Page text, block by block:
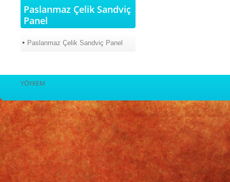
Paslanmaz Çelik Sandviç
Panel
Paslanmaz Çelik Sandviç Panel
YÖYKEM